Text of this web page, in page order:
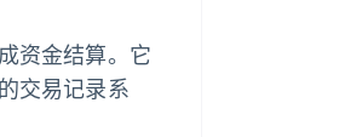
资金结算。它
交易记录系